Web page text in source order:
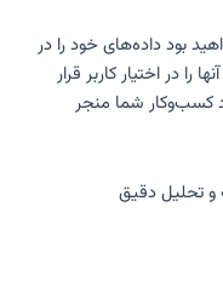
بود داده‌های خود را در
را در اختیار کاربر قرار
کسب‌وکار شما منجر
و تحلیل دقیق